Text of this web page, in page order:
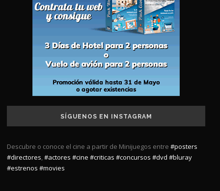
SÍGUENOS EN INSTAGRAM
Descubre o conoce el cine a partir de Minijuegos entre #posters
#directores,#actores #cine #criticas #concursos #dvd #bluray
#estrenos #movies